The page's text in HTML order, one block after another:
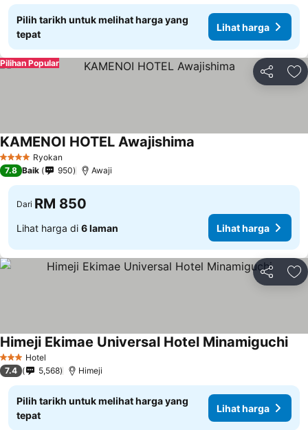
Pilih tarikh untuk melihat harga yang
tepat
Lihat harga
Kongsi
Pilihan Popular
4 BintangRyokan
KAMENOI HOTEL Awajishima
7.8 Baik 950 Awaji
Dari RM 850
Lihat harga di 6 laman Lihat harga
Kongsi
3 BintangHotel
Himeji Ekimae Universal Hotel Minamiguchi
7.4 5,568 Himeji
Pilih tarikh untuk melihat harga yang
tepat
Lihat harga